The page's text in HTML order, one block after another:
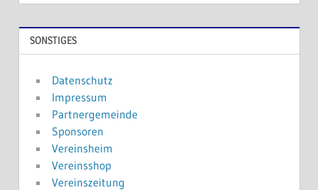
SONSTIGES
Datenschutz
Impressum
Partnergemeinde
Sponsoren
Vereinsheim
Vereinsshop
Vereinszeitung